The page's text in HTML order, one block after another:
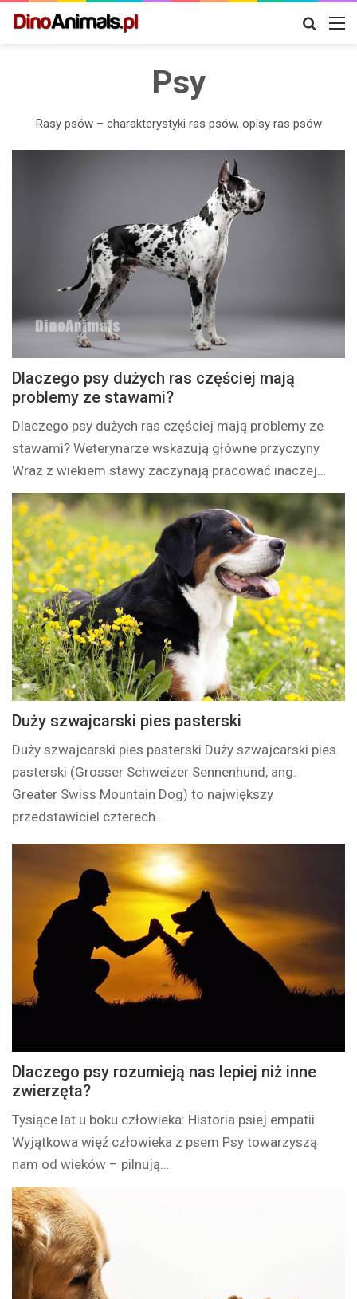
Szukaj
Psy
Rasy psów – charakterystyki ras psów, opisy ras psów
Dlaczego psy dużych ras częściej mają
problemy ze stawami?
Dlaczego psy dużych ras częściej mają problemy ze
stawami? Weterynarze wskazują główne przyczyny
Wraz z wiekiem stawy zaczynają pracować inaczej…
Duży szwajcarski pies pasterski
Duży szwajcarski pies pasterski Duży szwajcarski pies
pasterski (Grosser Schweizer Sennenhund, ang.
Greater Swiss Mountain Dog) to największy
przedstawiciel czterech…
Dlaczego psy rozumieją nas lepiej niż inne
zwierzęta?
Tysiące lat u boku człowieka: Historia psiej empatii
Wyjątkowa więź człowieka z psem Psy towarzyszą
nam od wieków – pilnują…